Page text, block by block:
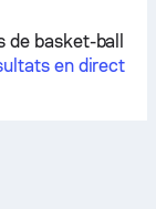
basket-ball
en direct